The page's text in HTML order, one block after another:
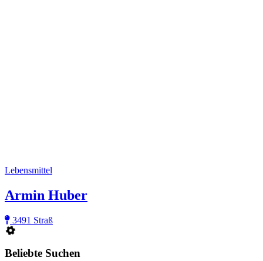
Lebensmittel
Armin Huber
3491 Straß
Beliebte Suchen